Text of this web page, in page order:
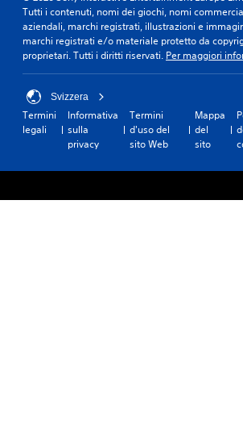
Tutti i contenuti, nomi dei giochi, nomi
aziendali, marchi registrati, illustrazioni e
marchi registrati e/o materiale protetto da
proprietari. Tutti i diritti riservati. Per maggiori
Svizzera
Termini
legali
Informativa
sulla
privacy
Termini
d'uso del
sito Web
Mappa
del
sito